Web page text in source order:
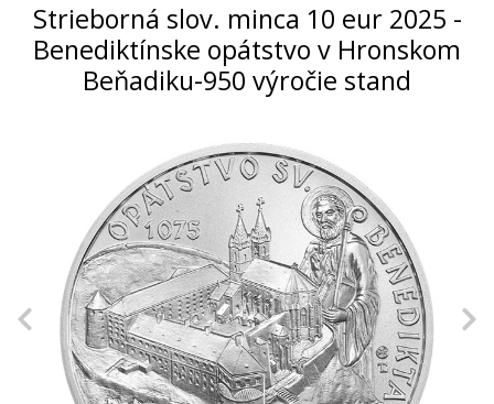
Strieborná slov. minca 10 eur 2025 -
Benediktínske opátstvo v Hronskom
Beňadiku-950 výročie stand
Previous